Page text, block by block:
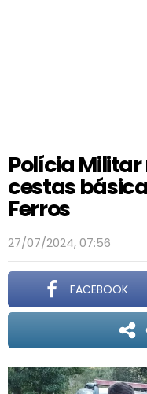
Polícia
cestas
Ferros
27/07/2024, 07:56
FACEBOOK